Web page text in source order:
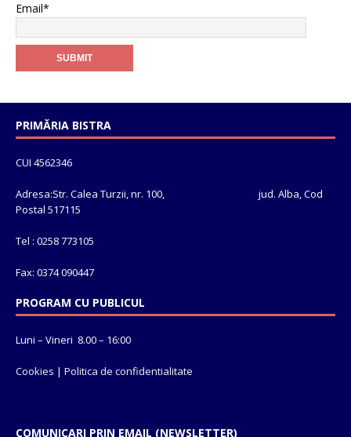
Email*
PRIMĂRIA BISTRA
CUI 4562346
Adresa:Str. Calea Turzii, nr. 100, jud. Alba, Cod
Postal 517115
Tel : 0258 773105
Fax: 0374 090447
PROGRAM CU PUBLICUL
Luni – Vineri 8.00 – 16:00
Cookies | Politica de confidentialitate
COMUNICARI PRIN EMAIL (NEWSLETTER)